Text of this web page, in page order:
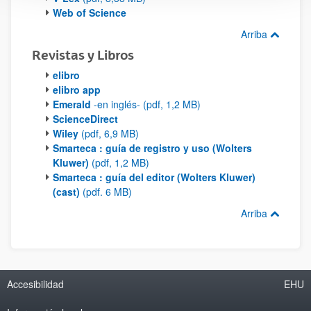
Web of Science
Arriba
Revistas y Libros
elibro
elibro app
Emerald -en inglés- (pdf, 1,2 MB)
ScienceDirect
Wiley (pdf, 6,9 MB)
Smarteca : guía de registro y uso (Wolters
Kluwer) (pdf, 1,2 MB)
Smarteca : guía del editor (Wolters Kluwer)
(cast) (pdf. 6 MB)
Arriba
Accesibilidad EHU